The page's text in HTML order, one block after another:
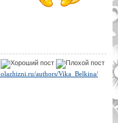
authors/Vika_Belkina/